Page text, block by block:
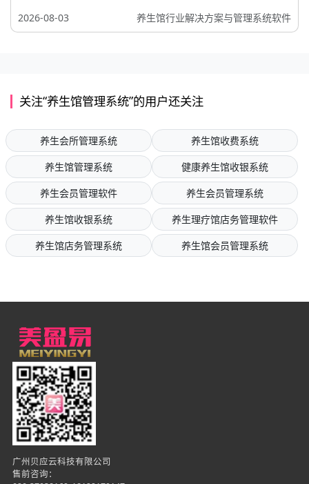
2026-08-03
养生馆行业解决方案与管理系统软件
关注“养生馆管理系统”的用户还关注
养生会所管理系统
养生馆收费系统
养生馆管理系统
健康养生馆收银系统
养生会员管理软件
养生会员管理系统
养生馆收银系统
养生理疗馆店务管理软件
养生馆店务管理系统
养生馆会员管理系统
广州贝应云科技有限公司
售前咨询：